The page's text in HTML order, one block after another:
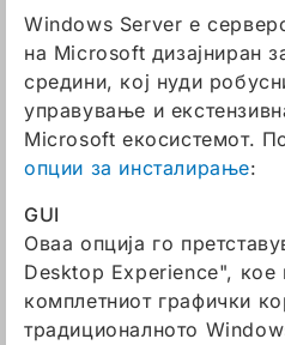
Windows Server е
на Microsoft дизајниран
средини, кој нуди
управување и
Microsoft екосистемот.
опции за инсталирање:
GUI
Оваа опција го
Desktop Experience", кое
комплетниот графички
традиционалното